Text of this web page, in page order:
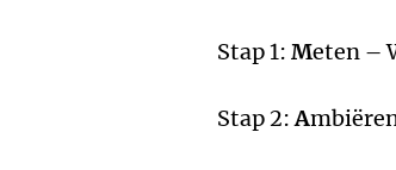
Stap 1: Meten –
Stap 2:A